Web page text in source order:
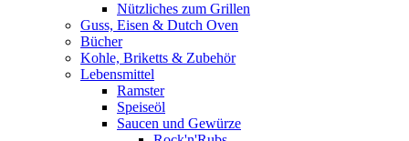
Nützliches zum Grillen
Guss, Eisen & Dutch Oven
Bücher
Kohle, Briketts & Zubehör
Lebensmittel
Ramster
Speiseöl
Saucen und Gewürze